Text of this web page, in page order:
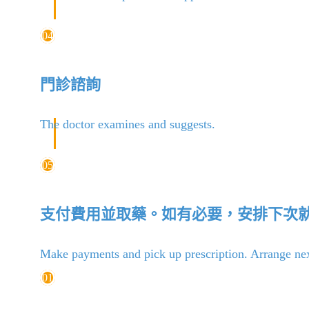
04
門診諮詢
The doctor examines and suggests.
05
支付費用並取藥。如有必要，安排下次
Make payments and pick up prescription. Arrange
01